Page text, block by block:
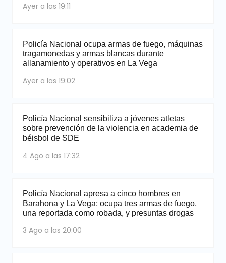
Ayer a las 19:11
Policía Nacional ocupa armas de fuego, máquinas
tragamonedas y armas blancas durante
allanamiento y operativos en La Vega
Ayer a las 19:02
Policía Nacional sensibiliza a jóvenes atletas
sobre prevención de la violencia en academia de
béisbol de SDE
4 Ago a las 17:32
Policía Nacional apresa a cinco hombres en
Barahona y La Vega; ocupa tres armas de fuego,
una reportada como robada, y presuntas drogas
3 Ago a las 20:00